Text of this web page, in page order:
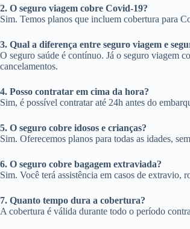
2. O seguro viagem cobre Covid-19?
Sim. Temos planos que incluem cobertura para
3. Qual a diferença entre seguro viagem e
O seguro saúde é contínuo. Já o seguro viagem
cancelamentos.
4. Posso contratar em cima da hora?
Sim, é possível contratar até 24h antes do
5. O seguro cobre idosos e crianças?
Sim. Oferecemos planos para todas as idades,
6. O seguro cobre bagagem extraviada?
Sim. Você terá assistência em casos de extravio,
7. Quanto tempo dura a cobertura?
A cobertura é válida durante todo o período